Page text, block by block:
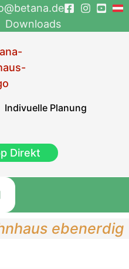
Downloads
Indivuelle Planung
Direkt
ebenerdig